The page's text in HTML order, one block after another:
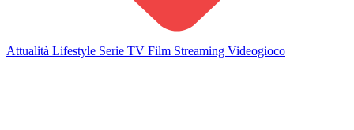
Attualità Lifestyle Serie TV Film Streaming Videogioco